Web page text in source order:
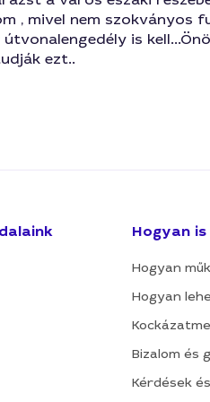
, mivel nem szokványos
is
ezt..
Hogyan
Hogyan
Hogyan
Bizalom és
Kérdések